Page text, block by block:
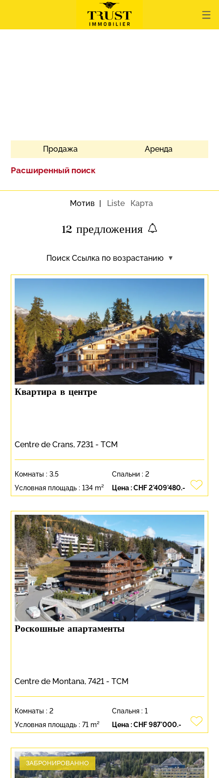
Продажа Аренда
Расширенный поиск
Мотив Liste Карта
12предложения
Поиск Ссылка по возрастанию
Квартира в центре
Centre de Crans, 7231 - TCM
Цена :CHF 2'409'480.-
Комнаты :3.5 Спальни : 2
Условная площадь :134 m²
Роскошные апартаменты
Centre de Montana, 7421 - TCM
Цена :CHF 987'000.-
Комнаты :2 Спальня : 1
Условная площадь :71 m²
ЗАБРОНИРОВАННО